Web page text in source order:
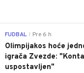
FUDBAL Pre 6 h
Olimpijakos hoće
igrača Zvezde:
uspostavljen"